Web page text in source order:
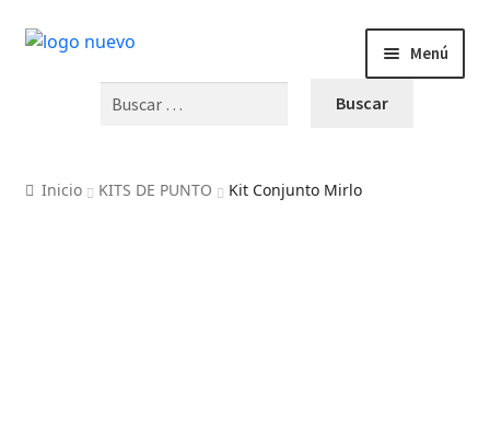
Menú
Buscar:
Inicio KITS DE PUNTO Kit Conjunto Mirlo